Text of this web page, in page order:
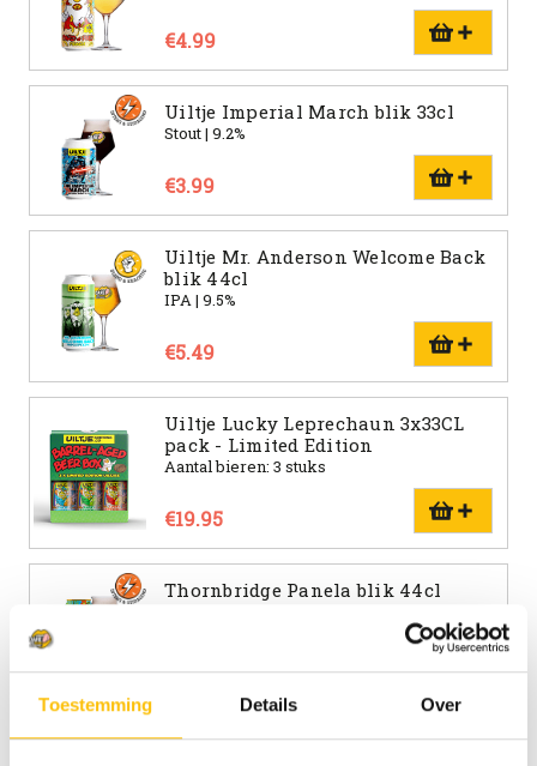
Toestemming Details Over
€4.99
Uiltje Imperial March blik 33cl
Stout | 9.2%
€3.99
Uiltje Mr. Anderson Welcome Back
blik 44cl
IPA | 9.5%
€5.49
Uiltje Lucky Leprechaun 3x33CL
pack - Limited Edition
Aantal bieren: 3 stuks
€19.95
Thornbridge Panela blik 44cl
Uiltje Royal Oak blik 33cl